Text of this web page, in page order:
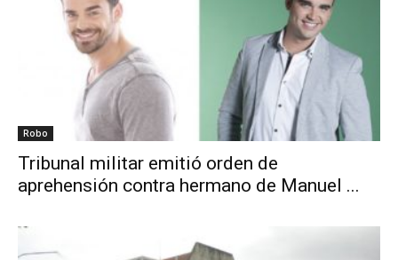
Robo
Tribunal militar emitió orden de
aprehensión contra hermano de Manuel ...